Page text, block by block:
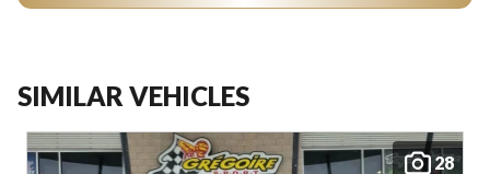
SIMILAR VEHICLES
28